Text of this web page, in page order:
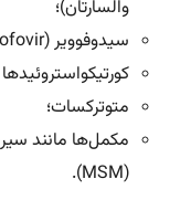
والسارتان)؛
سیدوفوویر (Cidofovir)؛
متوترکسات؛
مکمل‌ها مانند
(MSM).